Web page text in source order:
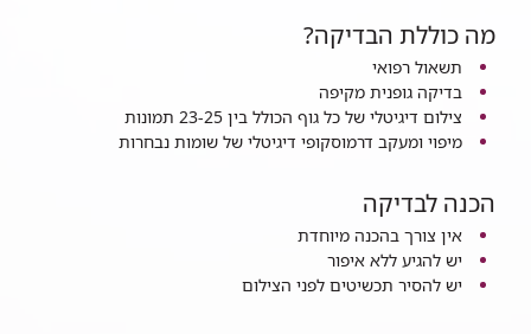
מה כוללת הבדיקה?
תשאול רפואי
בדיקה גופנית מקיפה
צילום דיגיטלי של כל גוף הכולל בין 23-25 תמונות
מיפוי ומעקב דרמוסקופי דיגיטלי של שומות נבחרות
הכנה לבדיקה
אין צורך בהכנה מיוחדת
יש להגיע ללא איפור
יש להסיר תכשיטים לפני הצילום